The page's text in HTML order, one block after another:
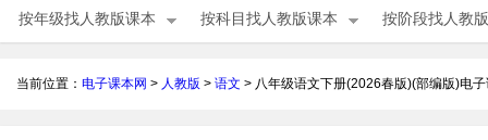
按年级找人教版课本 按科目找人教版课本 按阶段找人教
当前位置： 电子课本网 > 人教版 > 语文 > 八年级语文下册(2026春版)(部编版)电